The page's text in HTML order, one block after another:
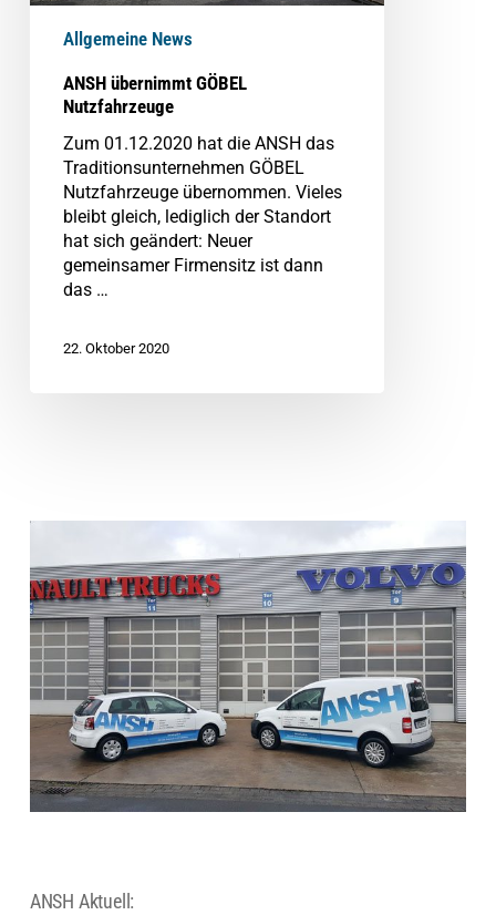
Allgemeine News
ANSH übernimmt GÖBEL
Nutzfahrzeuge
Zum 01.12.2020 hat die ANSH das
Traditionsunternehmen GÖBEL
Nutzfahrzeuge übernommen. Vieles
bleibt gleich, lediglich der Standort
hat sich geändert: Neuer
gemeinsamer Firmensitz ist dann
das …
22. Oktober 2020
ANSH Aktuell: